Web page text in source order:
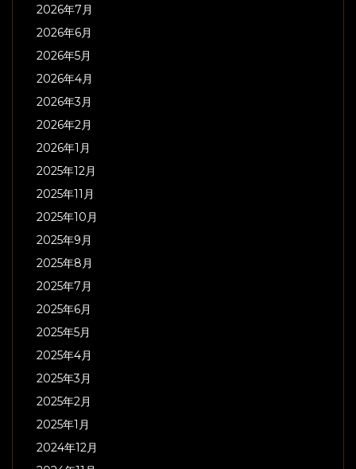
2026年7月
2026年6月
2026年5月
2026年4月
2026年3月
2026年2月
2026年1月
2025年12月
2025年11月
2025年10月
2025年9月
2025年8月
2025年7月
2025年6月
2025年5月
2025年4月
2025年3月
2025年2月
2025年1月
2024年12月